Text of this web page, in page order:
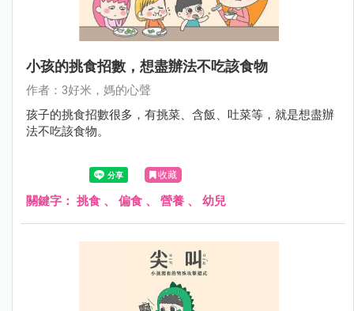
小孩的挑食招數，想盡辦法不吃該食物
作者：3好米，媽的心聲
孩子的挑食招數很多，有挑菜、含飯、吐菜等，就是想盡辦
法不吃該食物。
收藏
關鍵字： 挑食 、 偏食 、 營養 、 幼兒